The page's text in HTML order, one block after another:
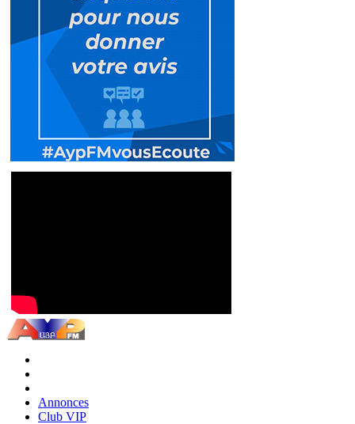
Annonces
Club VIP